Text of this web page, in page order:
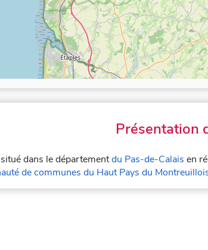
Présentation
dans le départementdu Pas-de-Calais en
de communes du Haut Pays du